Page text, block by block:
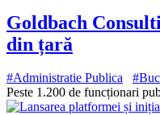
Goldbach
din țară
#Administratie Publica
Peste 1.200 de funcționari